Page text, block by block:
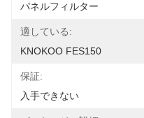
パネルフィルター
適している:
KNOKOO FES150
保証:
入手できない